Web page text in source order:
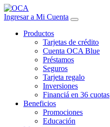
Ingresar a Mi Cuenta
Productos
Tarjetas de crédito
Cuenta OCA Blue
Préstamos
Seguros
Tarjeta regalo
Inversiones
Financiá en 36 cuotas
Beneficios
Promociones
Educación